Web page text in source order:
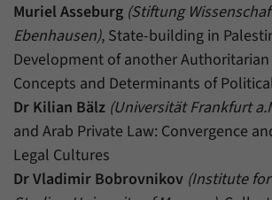
Muriel Asseburg (Stiftung
Ebenhausen), State-building in
Development of another Authoritarian
Concepts and Determinants of
Dr Kilian Bälz (Universität Frankfurt
and Arab Private Law: Convergence
Legal Cultures
Dr Vladimir Bobrovnikov (Institute